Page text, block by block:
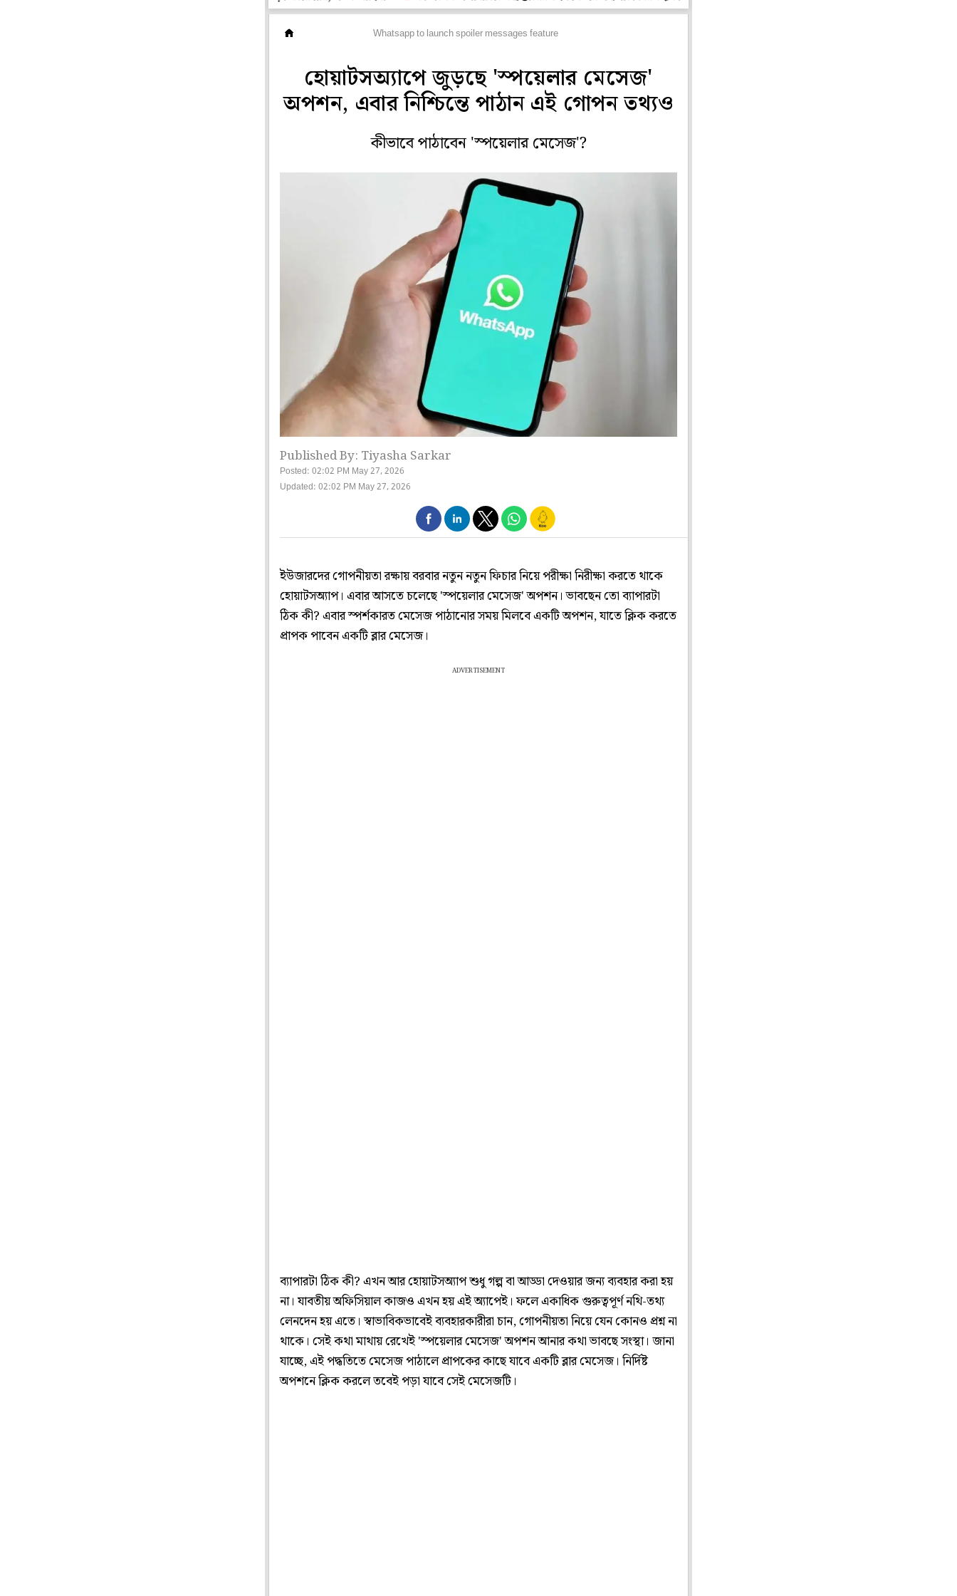
Whatsapp to launch spoiler messages feature
হোয়াটসঅ্যাপে জুড়ছে 'স্পয়েলার মেসেজ'
অপশন, এবার নিশ্চিন্তে পাঠান এই গোপন তথ্যও
কীভাবে পাঠাবেন 'স্পয়েলার মেসেজ'?
Published By: Tiyasha Sarkar
Posted: 02:02 PM May 27, 2026
Updated: 02:02 PM May 27, 2026
ইউজারদের গোপনীয়তা রক্ষায় বরবার নতুন নতুন ফিচার নিয়ে পরীক্ষা নিরীক্ষা করতে থাকে
হোয়াটসঅ্যাপ। এবার আসতে চলেছে 'স্পয়েলার মেসেজ' অপশন। ভাবছেন তো ব্যাপারটা
ঠিক কী? এবার স্পর্শকারত মেসেজ পাঠানোর সময় মিলবে একটি অপশন, যাতে ক্লিক করতে
প্রাপক পাবেন একটি ব্লার মেসেজ।
ADVERTISEMENT
ব্যাপারটা ঠিক কী? এখন আর হোয়াটসঅ্যাপ শুধু গল্প বা আড্ডা দেওয়ার জন্য ব্যবহার করা হয়
না। যাবতীয় অফিসিয়াল কাজও এখন হয় এই অ্যাপেই। ফলে একাধিক গুরুত্বপূর্ণ নথি-তথ্য
লেনদেন হয় এতে। স্বাভাবিকভাবেই ব্যবহারকারীরা চান, গোপনীয়তা নিয়ে যেন কোনও প্রশ্ন না
থাকে। সেই কথা মাথায় রেখেই 'স্পয়েলার মেসেজ' অপশন আনার কথা ভাবছে সংস্থা। জানা
যাচ্ছে, এই পদ্ধতিতে মেসেজ পাঠালে প্রাপকের কাছে যাবে একটি ব্লার মেসেজ। নির্দিষ্ট
অপশনে ক্লিক করলে তবেই পড়া যাবে সেই মেসেজটি।